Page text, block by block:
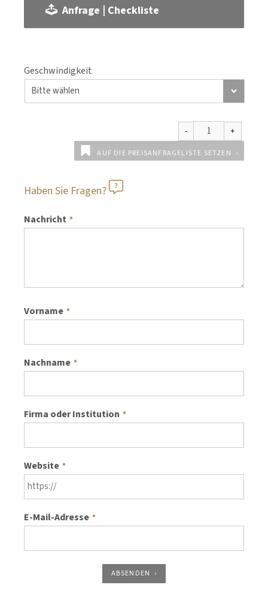
Anfrage | Checkliste
Geschwindigkeit
AUF DIE PREISANFRAGELISTE SETZEN
Haben Sie Fragen?
Nachricht *
Vorname *
Nachname *
Firma oder Institution *
Website *
E-Mail-Adresse *
ABSENDEN